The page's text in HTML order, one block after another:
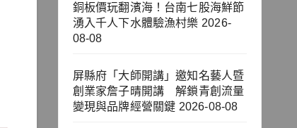
銅板價玩翻濱海！台南七股海鮮節
湧入千人下水體驗漁村樂 2026-
08-08
屏縣府「大師開講」邀知名藝人暨
創業家詹子晴開講 解鎖青創流量
變現與品牌經營關鍵 2026-08-08